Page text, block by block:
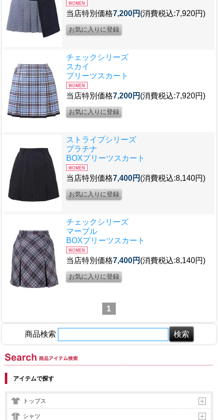
当店特別価格7,200円 (消費税込:7,920円)
チェックシリーズ
スカイ
プリーツスカート
当店特別価格7,200円 (消費税込:7,920円)
ストライプシリーズ
プラチナ
BOXプリーツスカート
当店特別価格7,400円 (消費税込:8,140円)
チェックシリーズ
マーブル
BOXプリーツスカート
当店特別価格7,400円 (消費税込:8,140円)
1
商品検索
商品アイテム検索
アイテムで探す
トップス
シャツ